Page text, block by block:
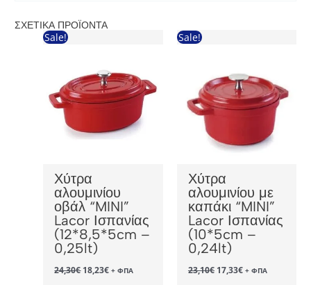
ΣΧΕΤΙΚΆ ΠΡΟΪΌΝΤΑ
Sale!
Χύτρα
αλουμινίου
οβάλ “MINI”
Lacor Ισπανίας
(12*8,5*5cm –
0,25lt)
24,30€ Original
price
18,23€Η+ ΦΠΑ
Sale!
Χύτρα
αλουμινίου με
καπάκι “MINI”
Lacor Ισπανίας
(10*5cm –
0,24lt)
23,10€ Original
price
17,33€Η+ ΦΠΑ